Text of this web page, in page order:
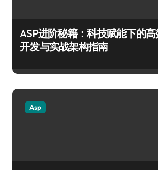
ASP进阶秘籍：科技赋能下的高
开发与实战架构指南
Asp